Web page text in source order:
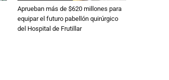
Aprueban más de $620 millones para
equipar el futuro pabellón quirúrgico
del Hospital de Frutillar